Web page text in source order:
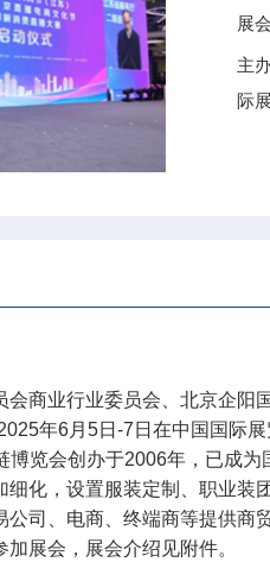
展
主
际
会商业行业委员会、北京企阳
年6月5日-7日在中国国际
博览会创办于2006年，已成
细化，设置服装定制、职业
公司、电商、终端商等提供商
展会，展会介绍见附件。